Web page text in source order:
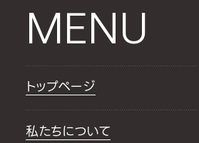
MENU
トップページ
私たちについて